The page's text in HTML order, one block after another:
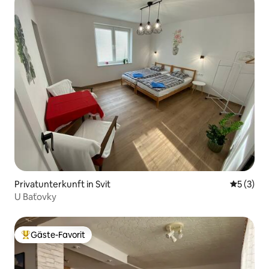
Privatunterkunft in Svit
5 (3)
U Baťovky
Beliebter Gäste-Favorit.
Gäste-Favorit